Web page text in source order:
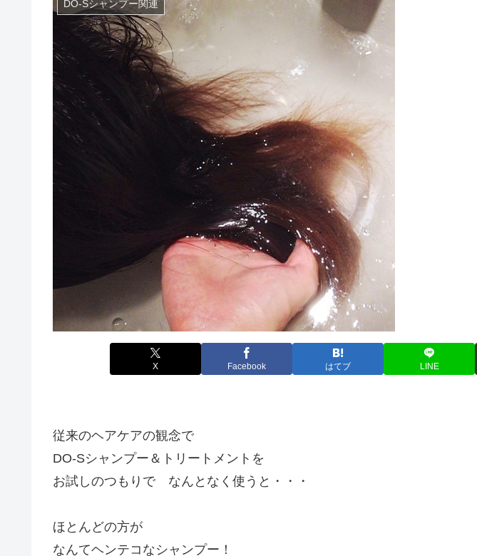
DO-Sシャンプー関連
X Facebook はてブ LINE
従来のヘアケアの観念で
DO-Sシャンプー＆トリートメントを
お試しのつもりで なんとなく使うと・・・
ほとんどの方が
なんてヘンテコなシャンプー！